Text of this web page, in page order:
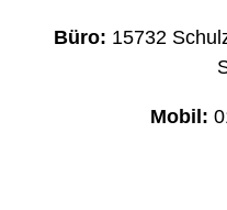
Büro: 15732
Mobil: